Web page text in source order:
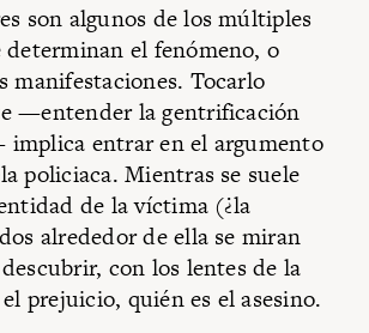
son algunos de los múltiples
determinan el fenómeno, o
manifestaciones. Tocarlo
—entender la gentrificación
implica entrar en el argumento
policiaca. Mientras se suele
de la víctima (¿la
alrededor de ella se miran
con los lentes de la
prejuicio, quién es el asesino.